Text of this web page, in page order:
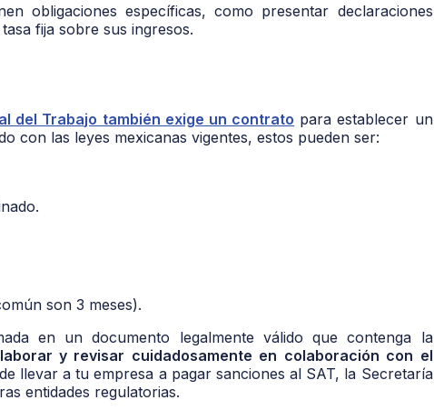
obligaciones específicas, como presentar declaraciones
fija sobre sus ingresos.
del Trabajo también exige un contrato para establecer un
con las leyes mexicanas vigentes, estos pueden ser:
son 3 meses).
en un documento legalmente válido que contenga la
y revisar cuidadosamente en colaboración con el
llevar a tu empresa a pagar sanciones al SAT, la Secretaría
entidades regulatorias.